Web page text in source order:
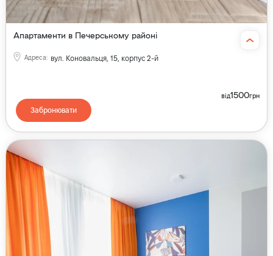
Апартаменти в Печерському районі
Адреса: вул. Коновальця, 15, корпус 2-й
від1500грн
Забронювати